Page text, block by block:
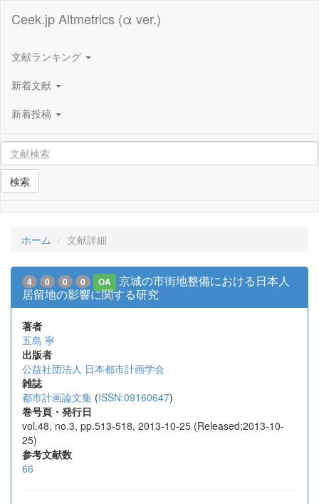
Ceek.jp Altmetrics (α ver.)
文献ランキング
新着文献
新着投稿
検索
ホーム 文献詳細
4 0 0 0 OA
京城の市街地整備における日本人
居留地の影響に関する研究
著者
五島 寧
出版者
公益社団法人 日本都市計画学会
雑誌
都市計画論文集 (ISSN:09160647)
巻号頁・発行日
vol.48, no.3, pp.513-518, 2013-10-25 (Released:2013-10-
25)
参考文献数
66